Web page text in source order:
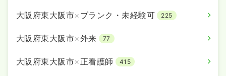
大阪府東大阪市× ブランク・未経験可 225
大阪府東大阪市×外来 77
大阪府東大阪市× 正看護師 415